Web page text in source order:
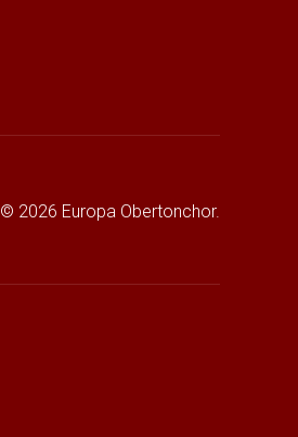
© 2026 Europa Obertonchor.